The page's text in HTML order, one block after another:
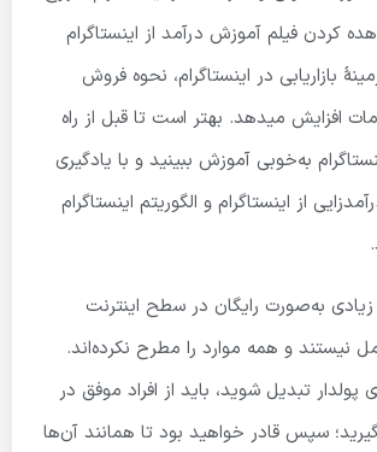
کردن فیلم آموزش درآمد از اینستاگرام
بازاریابی در اینستاگرام، نحوه فروش
افزایش میدهد. بهتر است تا قبل از راه
به‌خوبی آموزش ببینید و با یادگیری
از اینستاگرام و الگوریتم اینستاگرام
به‌صورت رایگان در سطح اینترنت
نیستند و همه موارد را مطرح نکرده‌اند.
پولدار تبدیل شوید، باید از افراد موفق در
سپس قادر خواهید بود تا همانند آن‌ها